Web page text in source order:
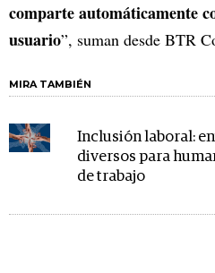
comparte automáticamente
usuario”, suman desde BTR
MIRA TAMBIÉN
Inclusión laboral:
diversos para
de trabajo